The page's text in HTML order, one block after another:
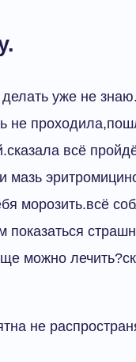
уже не
не
всё
мазь
морозить.всё
можно
не